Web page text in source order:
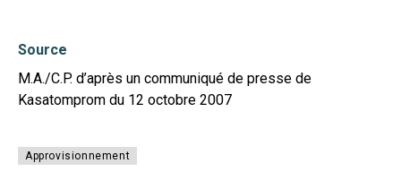
Source
M.A./C.P. d’après un communiqué de presse de
Kasatomprom du 12 octobre 2007
Approvisionnement